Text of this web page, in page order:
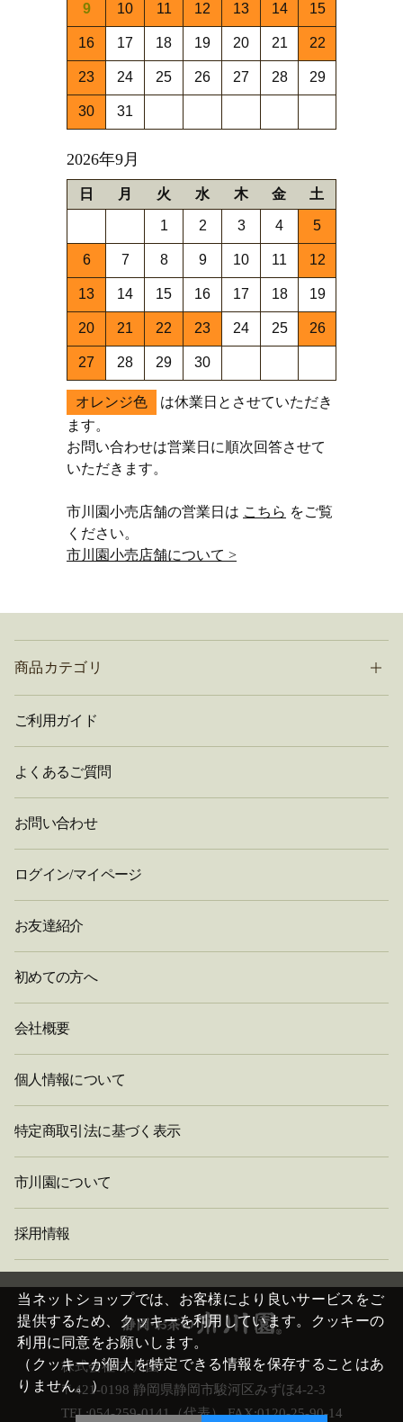
9 10 11 12 13 14 15
16 17 18 19 20 21 22
23 24 25 26 27 28 29
30 31
2026年9月
日 月 火 水 木 金 土
1 2 3 4 5
6 7 8 9 10 11 12
13 14 15 16 17 18 19
20 21 22 23 24 25 26
27 28 29 30
オレンジ色
は休業日とさせていただき
ます。
お問い合わせは営業日に順次回答させて
いただきます。
市川園小売店舗の営業日は こちら をご覧
ください。
市川園小売店舗について >
商品カテゴリ
ご利用ガイド
よくあるご質問
お問い合わせ
ログイン/マイページ
お友達紹介
初めての方へ
会社概要
個人情報について
特定商取引法に基づく表示
市川園について
採用情報
株式会社 市川園
〒421-0198 静岡県静岡市駿河区みずほ4-2-3
TEL:054-259-0141（代表） FAX:0120-25-90-14
当ネットショップでは、お客様により良いサービスをご
提供するため、クッキーを利用しています。クッキーの
利用に同意をお願いします。
（クッキーが個人を特定できる情報を保存することはあ
りません。）
閉
じ
る